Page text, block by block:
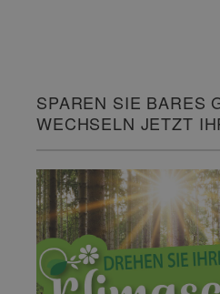
SPAREN SIE BARES
WECHSELN JETZT